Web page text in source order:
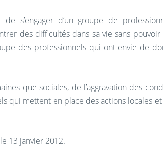
s’engager d’un groupe de
des difficultés dans sa vie sans
des professionnels qui ont envie de
que sociales, de l’aggravation des
qui mettent en place des actions locales
13 janvier 2012.